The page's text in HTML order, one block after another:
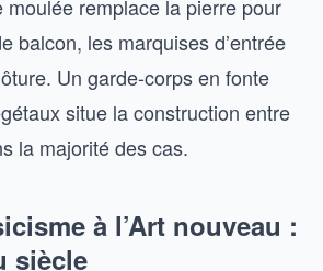
moulée remplace la pierre pour
balcon, les marquises d’entrée
Un garde-corps en fonte
situe la construction entre
la majorité des cas.
à l’Art nouveau :
siècle